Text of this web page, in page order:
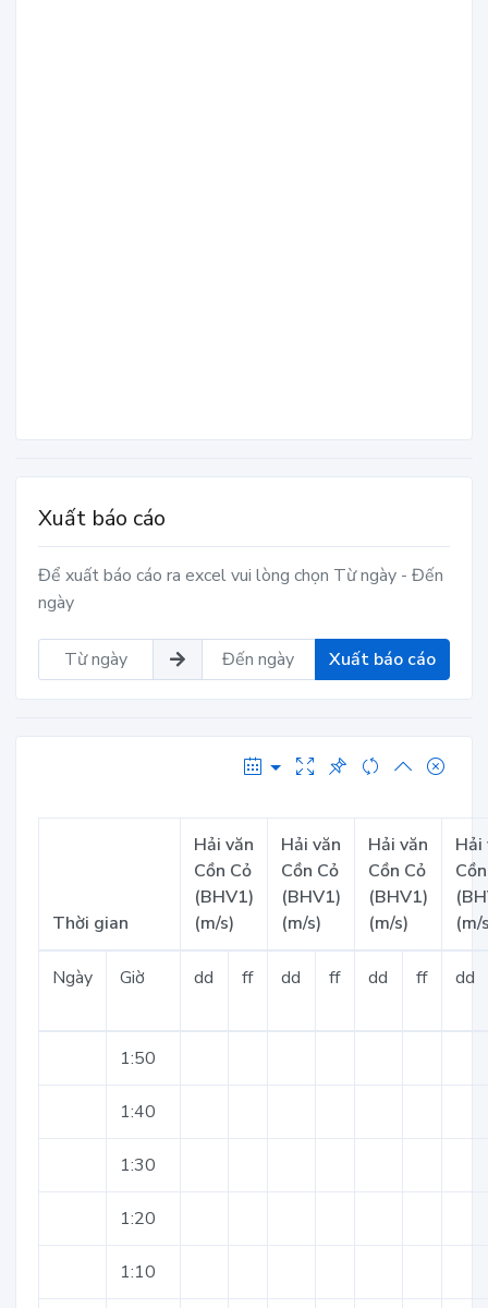
Xuất báo cáo
Để xuất báo cáo ra excel vui lòng chọn Từ ngày - Đến
ngày
Xuất báo cáo
Thời gian
Hải văn
Cồn Cỏ
(BHV1)
(m/s)
Hải văn
Cồn Cỏ
(BHV1)
(m/s)
Hải văn
Cồn Cỏ
(BHV1)
(m/s)
Hải
(m/
Ngày Giờ dd ff dd ff dd ff dd
1:50
1:40
1:30
1:20
1:10